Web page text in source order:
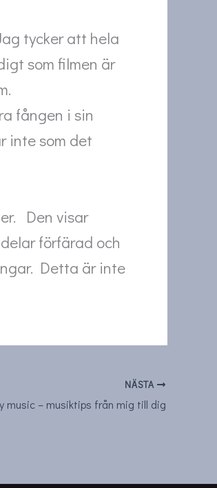
tycker att hela
som filmen är
fången i sin
inte som det
Den visar
förfärad och
Detta är inte
NÄSTA
music – musiktips från mig till dig